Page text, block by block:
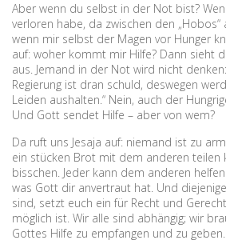
Aber wenn du selbst in der Not bist?
verloren habe, da zwischen den
wenn mir selbst der Magen vor Hunger
auf: woher kommt mir Hilfe? Dann sieht
aus. Jemand in der Not wird nicht
Regierung ist dran schuld, deswegen
Leiden aushalten.“ Nein, auch der
Und Gott sendet Hilfe – aber von wem?
Da ruft uns Jesaja auf: niemand ist zu
ein stücken Brot mit dem anderen teilen
bisschen. Jeder kann dem anderen
was Gott dir anvertraut hat. Und
sind, setzt euch ein für Recht und
möglich ist. Wir alle sind abhängig; wir
Gottes Hilfe zu empfangen und zu geben.